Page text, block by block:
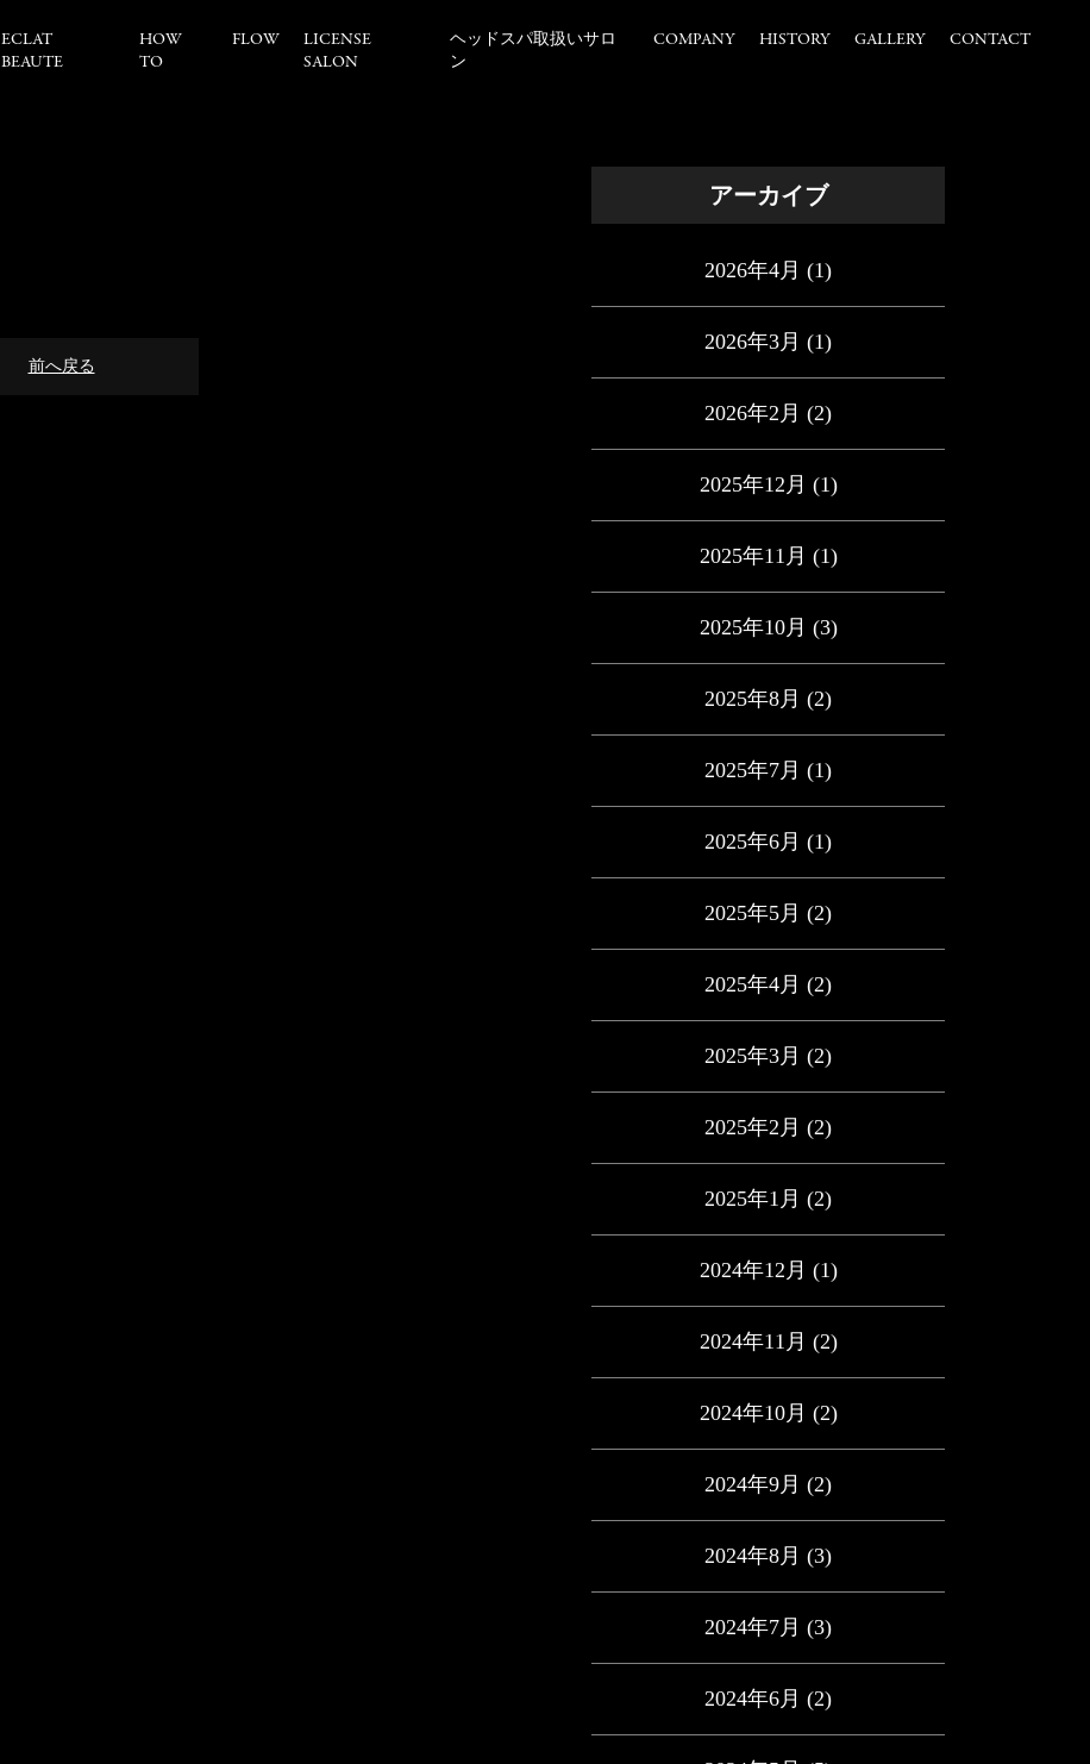
ECLAT
BEAUTE
HOW
TO
FLOW
LICENSE
SALON
ヘッドスパ取扱いサロ
ン
COMPANY HISTORY GALLERY CONTACT
前へ戻る
アーカイブ
2026年4月 (1)
2026年3月 (1)
2026年2月 (2)
2025年12月 (1)
2025年11月 (1)
2025年10月 (3)
2025年8月 (2)
2025年7月 (1)
2025年6月 (1)
2025年5月 (2)
2025年4月 (2)
2025年3月 (2)
2025年2月 (2)
2025年1月 (2)
2024年12月 (1)
2024年11月 (2)
2024年10月 (2)
2024年9月 (2)
2024年8月 (3)
2024年7月 (3)
2024年6月 (2)